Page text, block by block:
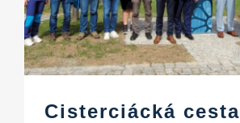
Cisterciácká cesta